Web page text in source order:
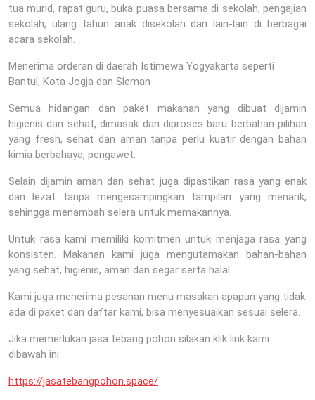
tua murid, rapat guru, buka puasa bersama di sekolah, pengajian
sekolah, ulang tahun anak disekolah dan lain-lain di berbagai
acara sekolah.
Menerima orderan di daerah Istimewa Yogyakarta seperti
Bantul, Kota Jogja dan Sleman
Semua hidangan dan paket makanan yang dibuat dijamin
higienis dan sehat, dimasak dan diproses baru berbahan pilihan
yang fresh, sehat dan aman tanpa perlu kuatir dengan bahan
kimia berbahaya, pengawet.
Selain dijamin aman dan sehat juga dipastikan rasa yang enak
dan lezat tanpa mengesampingkan tampilan yang menarik,
sehingga menambah selera untuk memakannya.
Untuk rasa kami memiliki komitmen untuk menjaga rasa yang
konsisten. Makanan kami juga mengutamakan bahan-bahan
yang sehat, higienis, aman dan segar serta halal.
Kami juga menerima pesanan menu masakan apapun yang tidak
ada di paket dan daftar kami, bisa menyesuaikan sesuai selera.
Jika memerlukan jasa tebang pohon silakan klik link kami
dibawah ini:
https://jasatebangpohon.space/